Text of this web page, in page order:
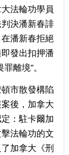
法輪功學員
決潘新春誹
潘新春拒絕
發出扣押潘
離境”。
市散發構陷
後，加拿大
：駐卡爾加
法輪功的文
加拿大《刑